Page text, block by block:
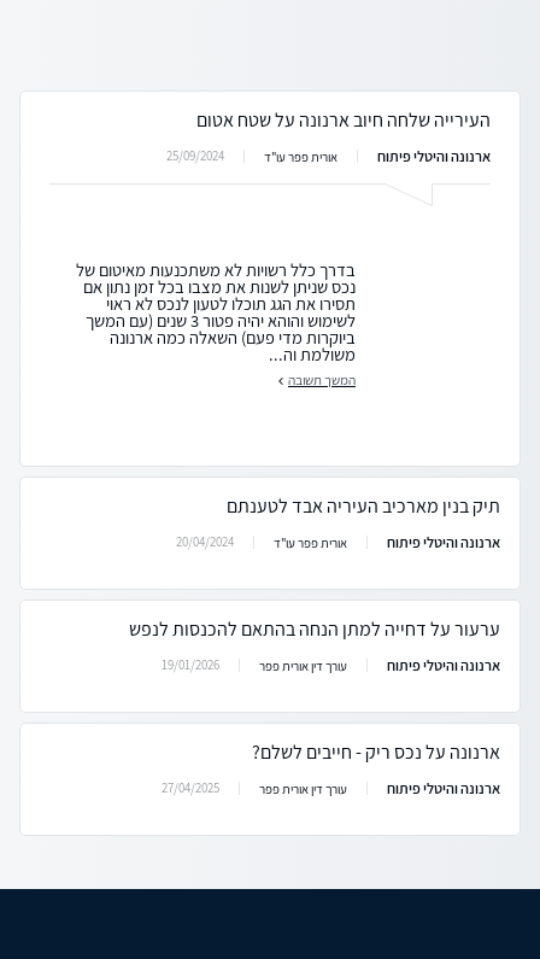
העירייה שלחה חיוב ארנונה על שטח אטום
ארנונה והיטלי פיתוח אורית פפר עו"ד 25/09/2024
בדרך כלל רשויות לא משתכנעות מאיטום של
נכס שניתן לשנות את מצבו בכל זמן נתון אם
תסירו את הגג תוכלו לטעון לנכס לא ראוי
לשימוש והוהא יהיה פטור 3 שנים (עם המשך
ביוקרות מדי פעם) השאלה כמה ארנונה
משולמת וה...
המשך תשובה
תיק בנין מארכיב העיריה אבד לטענתם
ארנונה והיטלי פיתוח אורית פפר עו"ד 20/04/2024
ערעור על דחייה למתן הנחה בהתאם להכנסות לנפש
ארנונה והיטלי פיתוח עורך דין אורית פפר 19/01/2026
ארנונה על נכס ריק - חייבים לשלם?
ארנונה והיטלי פיתוח עורך דין אורית פפר 27/04/2025